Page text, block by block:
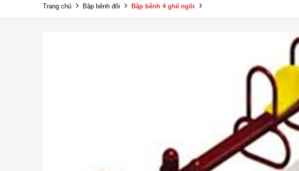
Trang chủ Bập bênh đôi Bập bênh 4 ghế ngồi